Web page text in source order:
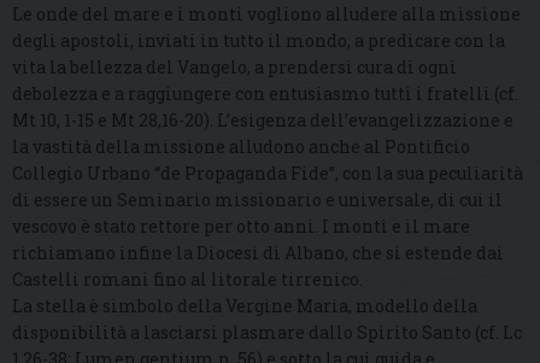
Le onde del mare e i monti vogliono alludere alla missione
degli apostoli, inviati in tutto il mondo, a predicare con la
vita la bellezza del Vangelo, a prendersi cura di ogni
debolezza e a raggiungere con entusiasmo tutti i fratelli (cf.
Mt 10, 1-15 e Mt 28,16-20). L’esigenza dell’evangelizzazione e
la vastità della missione alludono anche al Pontificio
Collegio Urbano “de Propaganda Fide”, con la sua peculiarità
di essere un Seminario missionario e universale, di cui il
vescovo è stato rettore per otto anni. I monti e il mare
richiamano infine la Diocesi di Albano, che si estende dai
Castelli romani fino al litorale tirrenico.
La stella è simbolo della Vergine Maria, modello della
disponibilità a lasciarsi plasmare dallo Spirito Santo (cf. Lc
1,26-38; Lumen gentium n. 56) e sotto la cui guida e